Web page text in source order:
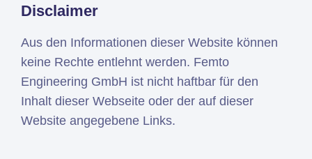
Disclaimer
Aus den Informationen dieser Website können
keine Rechte entlehnt werden. Femto
Engineering GmbH ist nicht haftbar für den
Inhalt dieser Webseite oder der auf dieser
Website angegebene Links.